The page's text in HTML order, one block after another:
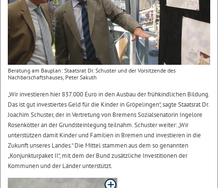
Beratung am Bauplan: Staatsrat Dr. Schuster und der Vorsitzende des
Nachbarschaftshauses, Peter Sakuth
„Wir investieren hier 837.000 Euro in den Ausbau der frühkindlichen Bildung.
Das ist gut investiertes Geld für die Kinder in Gröpelingen“, sagte Staatsrat Dr.
Joachim Schuster, der in Vertretung von Bremens Sozialsenatorin Ingelore
Rosenkötter an der Grundsteinlegung teilnahm. Schuster weiter: „Wir
unterstützen damit Kinder und Familien in Bremen und investieren in die
Zukunft unseres Landes.“ Die Mittel stammen aus dem so genannten
„Konjunkturpaket II“, mit dem der Bund zusätzliche Investitionen der
Kommunen und der Länder unterstützt.